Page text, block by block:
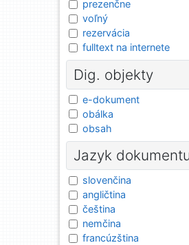
prezenčne
voľný
rezervácia
fulltext na internete
Dig. objekty
e-dokument
obálka
obsah
Jazyk
slovenčina
angličtina
čeština
nemčina
francúzština